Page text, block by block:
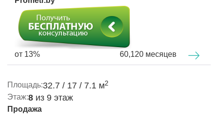
Материал стен: панельный
Год постройки: 1970
Этаж: 8/9, лоджия застеклена
кухни: 7.1
Высота потолка: 2.5
от 13% 60,120 месяцев
Площадь:32.7 / 17 / 7.1 м2
Этаж:8 из 9 этаж
Продажа